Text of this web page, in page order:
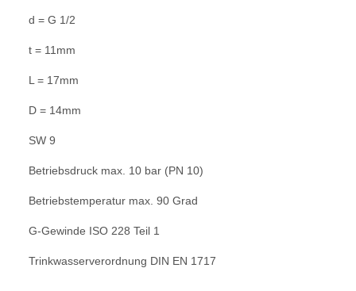
d = G 1/2
t = 11mm
L = 17mm
D = 14mm
SW 9
Betriebsdruck max. 10 bar (PN 10)
Betriebstemperatur max. 90 Grad
G-Gewinde ISO 228 Teil 1
Trinkwasserverordnung DIN EN 1717